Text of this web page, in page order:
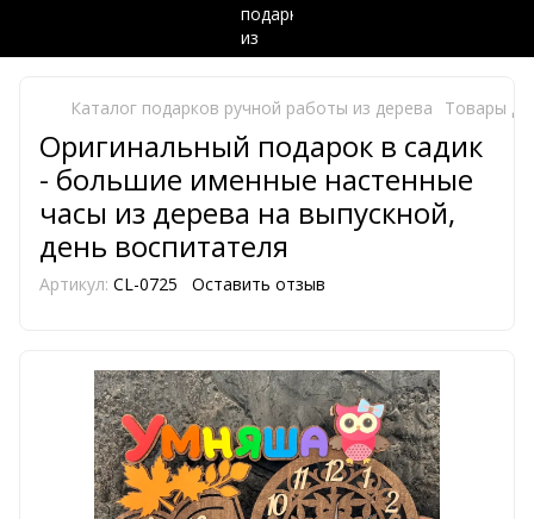
Каталог подарков ручной работы из дерева Товары
Оригинальный подарок в садик
- большие именные настенные
часы из дерева на выпускной,
день воспитателя
Артикул: CL-0725 Оставить отзыв